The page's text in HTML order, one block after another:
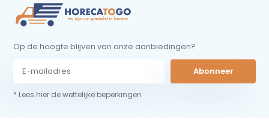
Op de hoogte blijven van onze aanbiedingen?
Abonneer
* Lees hier de wettelijke beperkingen